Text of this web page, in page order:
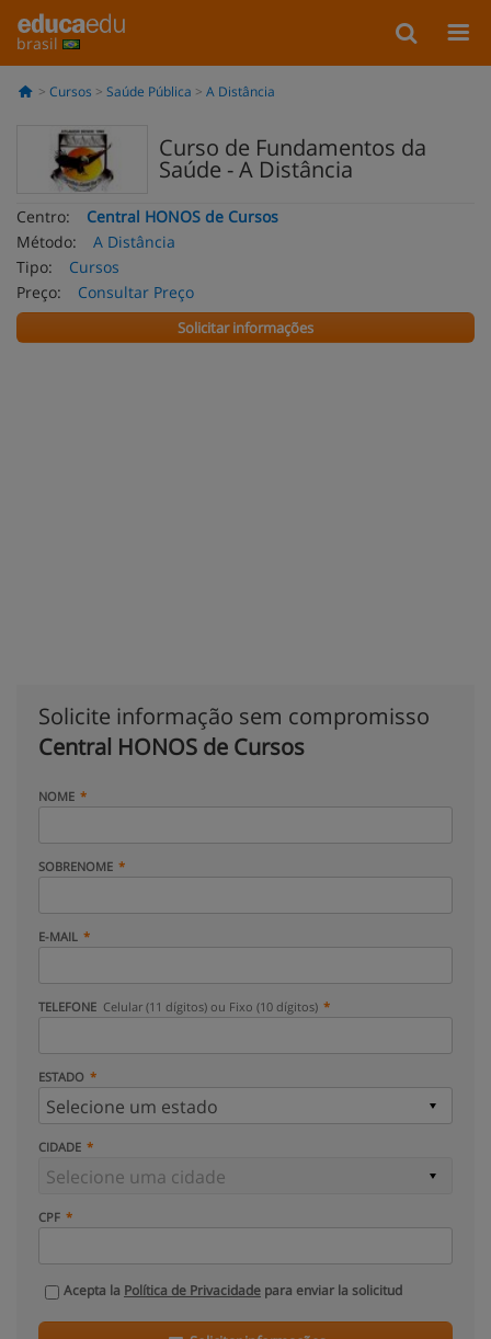
brasil
Cursos Saúde Pública A Distância
Curso de Fundamentos da
Saúde - A Distância
Centro:
Central HONOS de Cursos
Método:
A Distância
Tipo:
Cursos
Preço:
Consultar Preço
Solicitar informações
Solicite informação sem compromisso
Central HONOS de Cursos
NOME
SOBRENOME
E-MAIL
TELEFONE Celular (11 dígitos) ou Fixo (10 dígitos)
ESTADO
CIDADE
CPF
Acepta la Política de Privacidade para enviar la solicitud